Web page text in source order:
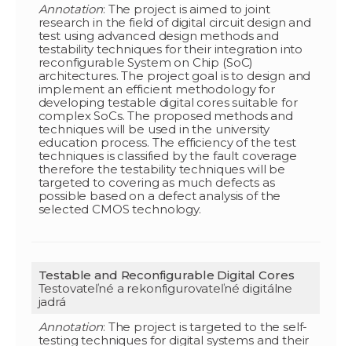
Annotation: The project is aimed to joint
research in the field of digital circuit design and
test using advanced design methods and
testability techniques for their integration into
reconfigurable System on Chip (SoC)
architectures. The project goal is to design and
implement an efficient methodology for
developing testable digital cores suitable for
complex SoCs. The proposed methods and
techniques will be used in the university
education process. The efficiency of the test
techniques is classified by the fault coverage
therefore the testability techniques will be
targeted to covering as much defects as
possible based on a defect analysis of the
selected CMOS technology.
Testable and Reconfigurable Digital Cores
Testovateľné a rekonfigurovateľné digitálne
jadrá
Annotation: The project is targeted to the self-
testing techniques for digital systems and their